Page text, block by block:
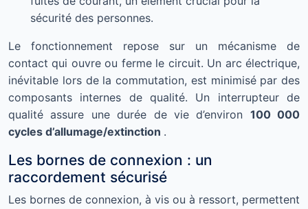
sécurité des personnes.
Le fonctionnement repose sur un mécanisme de
contact qui ouvre ou ferme le circuit. Un arc électrique,
inévitable lors de la commutation, est minimisé par des
composants internes de qualité. Un interrupteur de
qualité assure une durée de vie d’environ 100 000
cycles d’allumage/extinction .
Les bornes de connexion : un
raccordement sécurisé
Les bornes de connexion, à vis ou à ressort, permettent